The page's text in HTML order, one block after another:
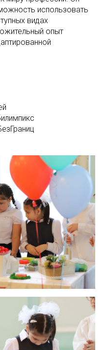
использовать
видах
опыт